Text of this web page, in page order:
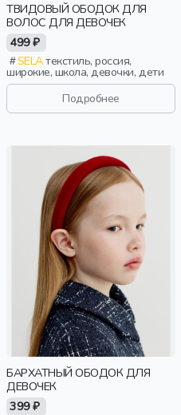
ТВИДОВЫЙ ОБОДОК ДЛЯ
ВОЛОС ДЛЯ ДЕВОЧЕК
499 ₽
SELAтекстиль, россия,
широкие, школа, девочки, дети
Подробнее
БАРХАТНЫЙ ОБОДОК ДЛЯ
ДЕВОЧЕК
399 ₽